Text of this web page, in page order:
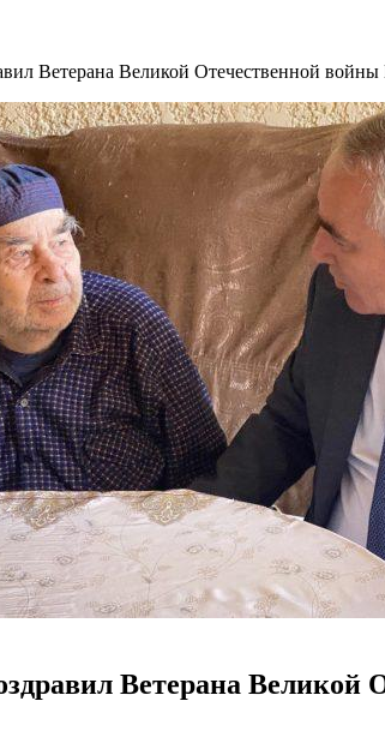
Ветерана Великой Отечественной
Ветерана